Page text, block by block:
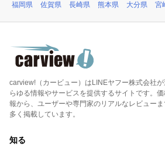
福岡県
佐賀県 長崎県 熊本県 大分県 宮
carview!（カービュー）はLINEヤフー株式会社
らゆる情報やサービスを提供するサイトです。
報から、ユーザーや専門家のリアルなレビュー
多く掲載しています。
知る